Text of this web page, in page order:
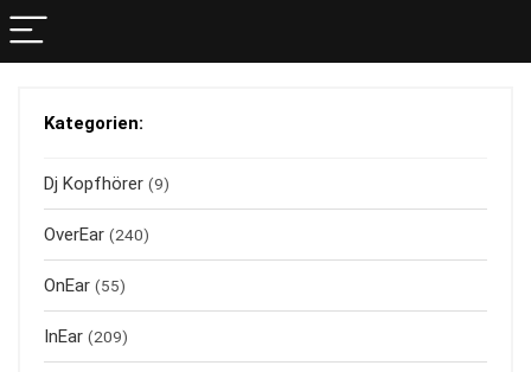
Kategorien:
Dj Kopfhörer (9)
OverEar (240)
OnEar (55)
InEar (209)